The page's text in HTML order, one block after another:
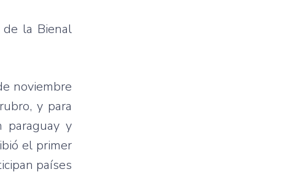
de la Bienal
noviembre
rubro, y para
paraguayy
el primer
países